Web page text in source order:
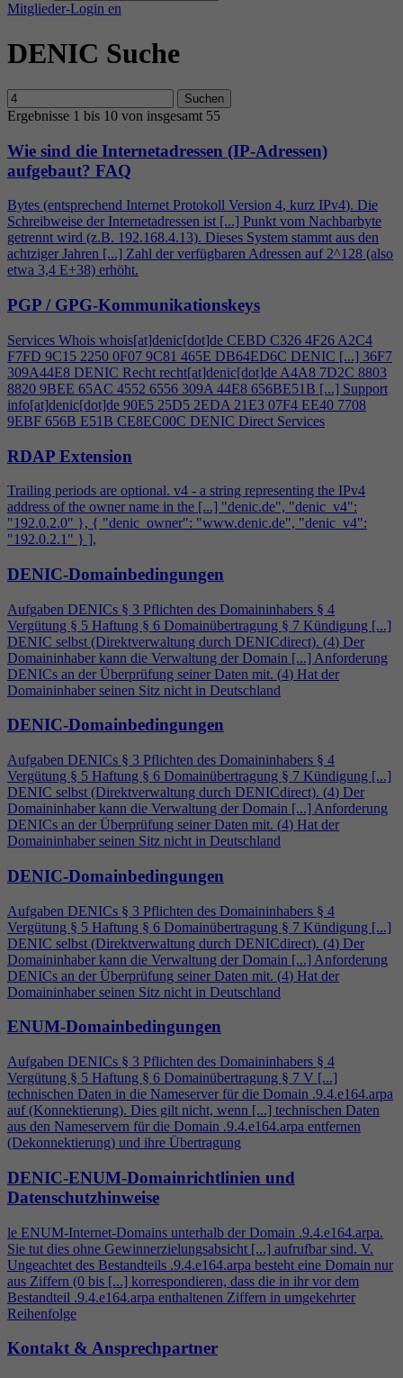
Mitglieder-Login en
DENIC Suche
Suchen
Ergebnisse 1 bis 10 von insgesamt 55
Wie sind die Internetadressen (IP-Adressen)
aufgebaut? FAQ
Bytes (entsprechend Internet Protokoll Version 4, kurz IPv4). Die
Schreibweise der Internetadressen ist [...] Punkt vom Nachbarbyte
getrennt wird (z.B. 192.168.4.13). Dieses System stammt aus den
achtziger Jahren [...] Zahl der verfügbaren Adressen auf 2^128 (also
etwa 3,4 E+38) erhöht.
PGP / GPG-Kommunikationskeys
Services Whois whois[at]denic[dot]de CEBD C326 4F26 A2C4
F7FD 9C15 2250 0F07 9C81 465E DB64ED6C DENIC [...] 36F7
309A44E8 DENIC Recht recht[at]denic[dot]de A4A8 7D2C 8803
8820 9BEE 65AC 4552 6556 309A 44E8 656BE51B [...] Support
info[at]denic[dot]de 90E5 25D5 2EDA 21E3 07F4 EE40 7708
9EBF 656B E51B CE8EC00C DENIC Direct Services
RDAP Extension
Trailing periods are optional. v4 - a string representing the IPv4
address of the owner name in the [...] "denic.de", "denic_v4":
"192.0.2.0" }, { "denic_owner": "www.denic.de", "denic_v4":
"192.0.2.1" } ],
DENIC-Domainbedingungen
Aufgaben DENICs § 3 Pflichten des Domaininhabers § 4
Vergütung § 5 Haftung § 6 Domainübertragung § 7 Kündigung [...]
DENIC selbst (Direktverwaltung durch DENICdirect). (4) Der
Domaininhaber kann die Verwaltung der Domain [...] Anforderung
DENICs an der Überprüfung seiner Daten mit. (4) Hat der
Domaininhaber seinen Sitz nicht in Deutschland
DENIC-Domainbedingungen
Aufgaben DENICs § 3 Pflichten des Domaininhabers § 4
Vergütung § 5 Haftung § 6 Domainübertragung § 7 Kündigung [...]
DENIC selbst (Direktverwaltung durch DENICdirect). (4) Der
Domaininhaber kann die Verwaltung der Domain [...] Anforderung
DENICs an der Überprüfung seiner Daten mit. (4) Hat der
Domaininhaber seinen Sitz nicht in Deutschland
DENIC-Domainbedingungen
Aufgaben DENICs § 3 Pflichten des Domaininhabers § 4
Vergütung § 5 Haftung § 6 Domainübertragung § 7 Kündigung [...]
DENIC selbst (Direktverwaltung durch DENICdirect). (4) Der
Domaininhaber kann die Verwaltung der Domain [...] Anforderung
DENICs an der Überprüfung seiner Daten mit. (4) Hat der
Domaininhaber seinen Sitz nicht in Deutschland
ENUM-Domainbedingungen
Aufgaben DENICs § 3 Pflichten des Domaininhabers § 4
Vergütung § 5 Haftung § 6 Domainübertragung § 7 V [...]
technischen Daten in die Nameserver für die Domain .9.4.e164.arpa
auf (Konnektierung). Dies gilt nicht, wenn [...] technischen Daten
aus den Nameservern für die Domain .9.4.e164.arpa entfernen
(Dekonnektierung) und ihre Übertragung
DENIC-ENUM-Domainrichtlinien und
Datenschutzhinweise
le ENUM-Internet-Domains unterhalb der Domain .9.4.e164.arpa.
Sie tut dies ohne Gewinnerzielungsabsicht [...] aufrufbar sind. V.
Ungeachtet des Bestandteils .9.4.e164.arpa besteht eine Domain nur
aus Ziffern (0 bis [...] korrespondieren, dass die in ihr vor dem
Bestandteil .9.4.e164.arpa enthaltenen Ziffern in umgekehrter
Reihenfolge
Kontakt & Ansprechpartner